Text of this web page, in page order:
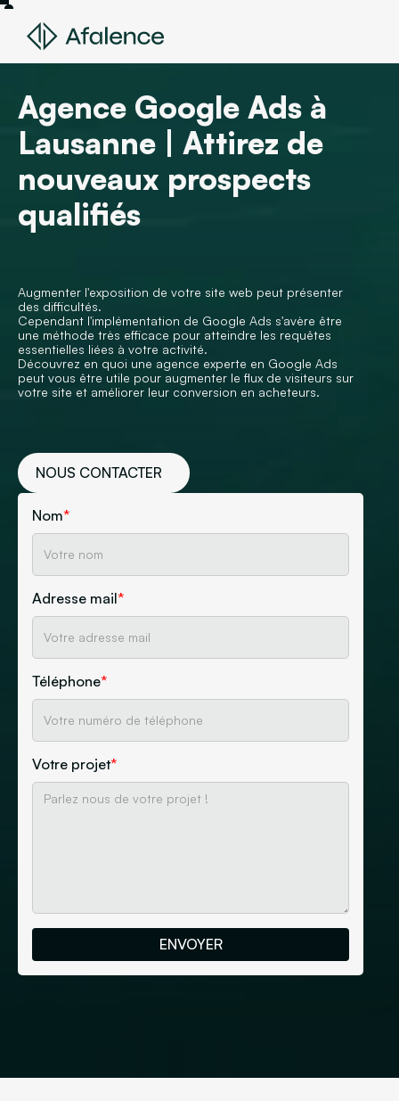
Agence Google Ads à
Lausanne | Attirez de
nouveaux prospects
qualifiés
Augmenter l'exposition de votre site web peut présenter
des difficultés.
Cependant l'implémentation de Google Ads s'avère être
une méthode très efficace pour atteindre les requêtes
essentielles liées à votre activité.
Découvrez en quoi une agence experte en Google Ads
peut vous être utile pour augmenter le flux de visiteurs sur
votre site et améliorer leur conversion en acheteurs.
NOUS CONTACTER
Nom*
Adresse mail*
Téléphone*
Votre projet*